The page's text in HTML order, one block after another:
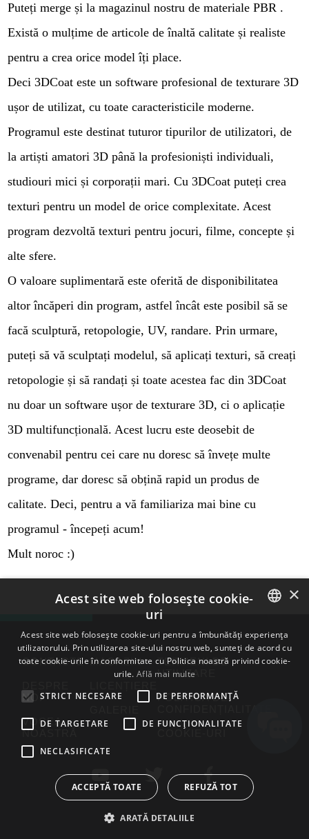
Puteți merge și la magazinul nostru de materiale PBR .
Există o mulțime de articole de înaltă calitate și realiste
pentru a crea orice model îți place.
Deci 3DСoat este un software profesional de texturare 3D
ușor de utilizat, cu toate caracteristicile moderne.
Programul este destinat tuturor tipurilor de utilizatori, de
la artiști amatori 3D până la profesioniști individuali,
studiouri mici și corporații mari. Cu 3DCoat puteți crea
texturi pentru un model de orice complexitate. Acest
program dezvoltă texturi pentru jocuri, filme, concepte și
alte sfere.
O valoare suplimentară este oferită de disponibilitatea
altor încăperi din program, astfel încât este posibil să se
facă sculptură, retopologie, UV, randare. Prin urmare,
puteți să vă sculptați modelul, să aplicați texturi, să creați
retopologie și să randați și toate acestea fac din 3DCoat
nu doar un software ușor de texturare 3D, ci o aplicație
3D multifuncțională. Acest lucru este deosebit de
convenabil pentru cei care nu doresc să învețe multe
programe, dar doresc să obțină rapid un produs de
calitate. Deci, pentru a vă familiariza mai bine cu
programul - începeți acum!
Mult noroc :)
CONTACTE
NOI
VOCEA
NOASTRĂ
MAGAZIN
TERMENI DE
UTILIZARE
POLITICA DE
ENGLISH
BULGARIAN
DANISH
ESTONIAN
FINNISH
×
Acest site web folosește cookie-
uri
Acest site web folosește cookie-uri pentru a îmbunătăți experiența
utilizatorului. Prin utilizarea site-ului nostru web, sunteți de acord cu
toate cookie-urile în conformitate cu Politica noastră privind cookie-
urile. Află mai multe
STRICT NECESARE
DE PERFORMANȚĂ
DE TARGETARE DE FUNCŢIONALITATE
NECLASIFICATE
ACCEPTĂ TOATE REFUZĂ TOT
ARATĂ DETALIILE